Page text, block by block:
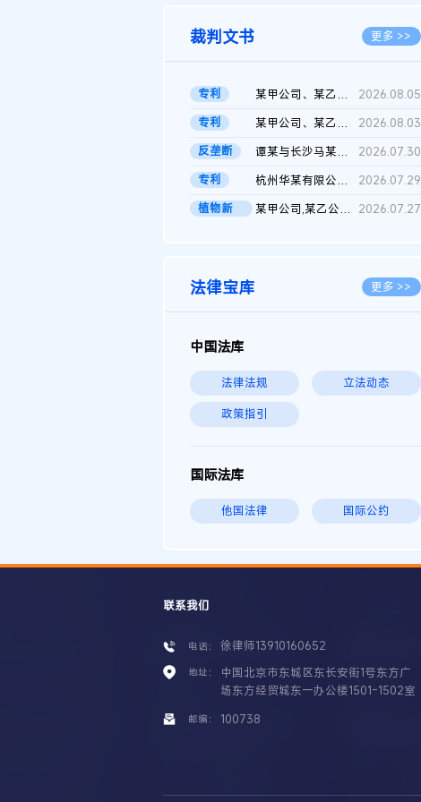
裁判文书 更多 >>
专利 某甲公司、某乙公司、某丙公司申请诉前行为保全复议裁定书
2026.08.05
专利
某甲公司、某乙公司、官某与某丙公司专利申请权权属纠纷 二审判决...
2026.08.03
反垄断
谭某与长沙马某堆农产品股份有限公司滥用市场支配地位纠纷二审裁...
2026.07.30
专利
杭州华某有限公司与菲某有限公司侵害发明专利权纠纷
2026.07.29
植物新
某甲公司,某乙公司,某门市部,某丙公司植物新品种临时保护期使用费... 2026.07.27
法律宝库 更多 >>
中国法库
法律法规 立法动态
政策指引
国际法库
他国法律 国际公约
联系我们
电话： 徐律师13910160652
地址：
中国北京市东城区东长安街1号东方广
场东方经贸城东一办公楼1501-1502室
邮编： 100738